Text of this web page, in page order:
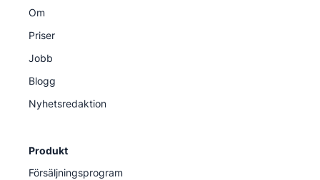
Om
Priser
Jobb
Blogg
Nyhetsredaktion
Produkt
Försäljningsprogram